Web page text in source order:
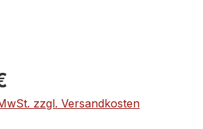
zzgl. Versandkosten